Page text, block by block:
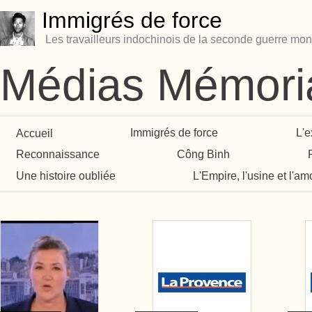
Immigrés de force
Les travailleurs indochinois de la seconde guerre
Médias
Accueil Immigrés de force
Reconnaissance
Công Binh
Une histoire oubliée
L'Empire, l'usine et